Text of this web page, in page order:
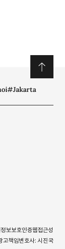
#Jakarta
보보호인증웹접근성
고책임변호사: 시진국